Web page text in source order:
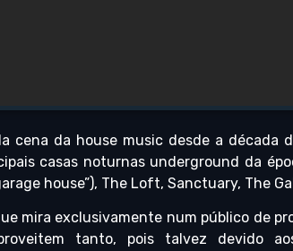
cena da house music desde a década
casas noturnas underground da
house”), The Loft, Sanctuary, The
mira exclusivamente num público de
tanto, pois talvez devido